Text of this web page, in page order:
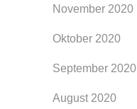
November 2020
Oktober 2020
September 2020
August 2020